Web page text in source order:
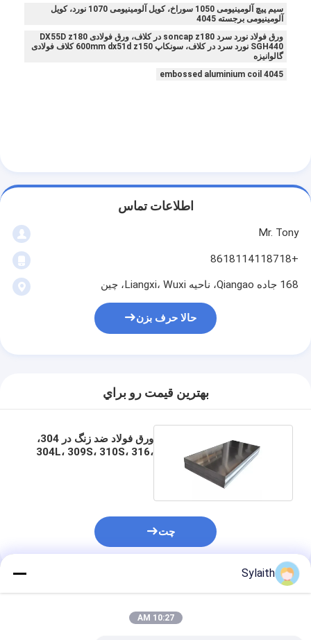
سیم پیچ آلومینیومی 1050 سوراخ، کویل آلومینیومی 1070 نورد، کویل
آلومینیومی برجسته 4045
ورق فولاد نورد سرد soncap z180 در کلاف، ورق فولادی DX55D z180
SGH440 نورد سرد در کلاف، سونکاپ 600mm dx51d z150 کلاف فولادی
گالوانیزه
4045 embossed aluminium coil
اطلاعات تماس
Mr. Tony
+8618114118718
168 جاده Qiangao، ناحیه Liangxi، Wuxi، چین
حالا حرف بزن
بهترين قيمت رو براي
ورق فولاد ضد زنگ در 304،
304L، 309S، 310S، 316،
چت
محصولات توصیه شده
Sylaith
10:27 AM